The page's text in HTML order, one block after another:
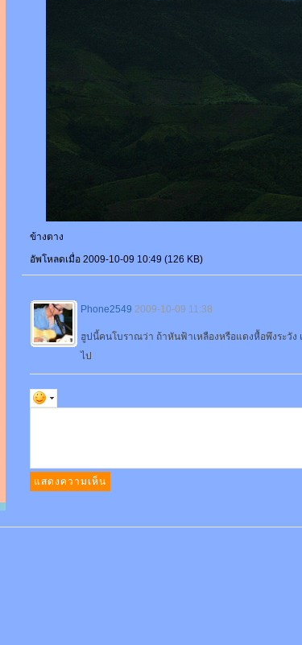
ข้างตาง
อัพโหลดเมื่อ 2009-10-09 10:49 (126 KB)
Phone2549 2009-10-09 11:38
ฮูปนี้คนโบราณว่า ถ้าหันฟ้าเหลืองหรือแดงหื้อพึงระวัง
ไป